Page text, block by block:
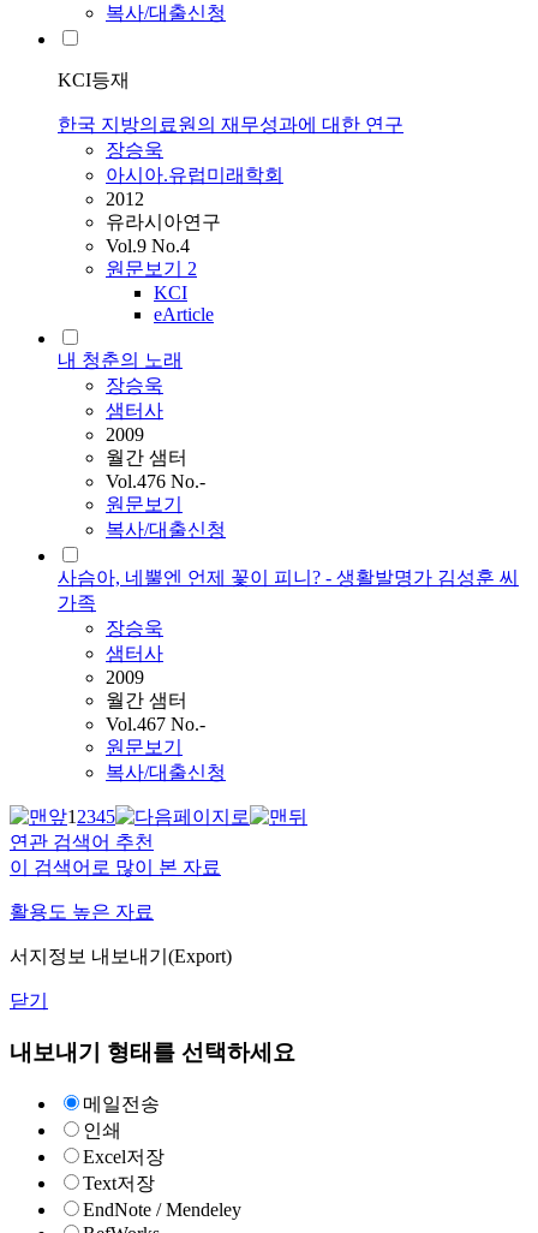
복사/대출신청
KCI등재
한국 지방의료원의 재무성과에 대한 연구
장승욱
아시아.유럽미래학회
2012
유라시아연구
Vol.9 No.4
원문보기 2
KCI
eArticle
내 청춘의 노래
장승욱
샘터사
2009
월간 샘터
Vol.476 No.-
원문보기
복사/대출신청
사슴아, 네뿔엔 언제 꽃이 피니? - 생활발명가 김성훈 씨
가족
장승욱
샘터사
2009
월간 샘터
Vol.467 No.-
원문보기
복사/대출신청
12345
연관 검색어 추천
이 검색어로 많이 본 자료
활용도 높은 자료
서지정보 내보내기(Export)
닫기
내보내기 형태를 선택하세요
메일전송
인쇄
Excel저장
Text저장
EndNote / Mendeley